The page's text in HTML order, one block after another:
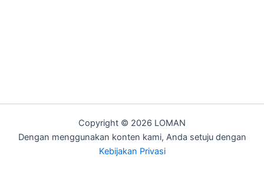
Copyright © 2026 LOMAN
Dengan menggunakan konten kami, Anda setuju dengan
Kebijakan Privasi